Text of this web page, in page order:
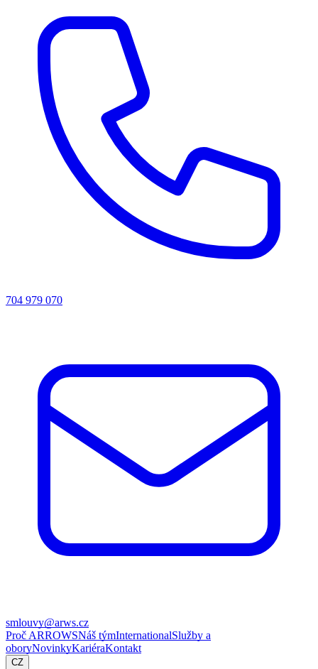
704 979 070
smlouvy@arws.cz
Proč ARROWSNáš týmInternationalSlužby a
oboryNovinkyKariéraKontakt
CZ